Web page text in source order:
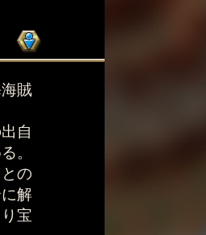
賊
自
。
の
解
宝